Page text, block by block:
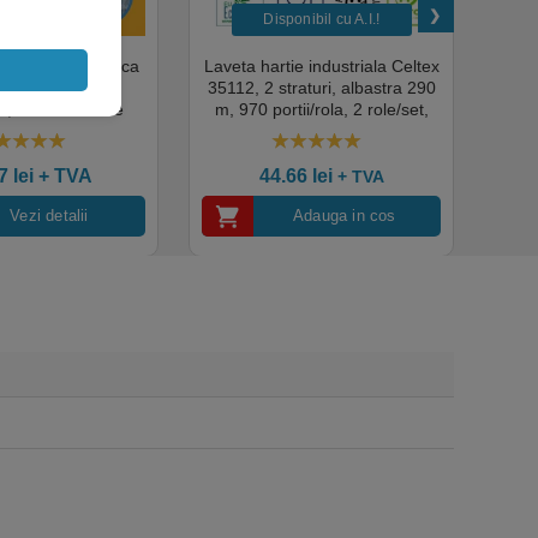
albastre de unica
GD19,
100buc / cutie
HoReCa,
industrial,
premium
lei+ TVA
Vezi detalii
Disponibil cu A.I.​!
Laveta hartie industriala Celtex
35112, 2 straturi, albastra 290
m, 970 portii/rola, 2 role/set,
certificata pentru industria
alimentara, Ecolabel
44.66 lei + TVA
Adauga in cos